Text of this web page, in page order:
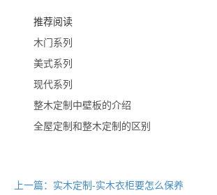
推荐阅读
木门系列
美式系列
现代系列
整木定制中壁板的介绍
全屋定制和整木定制的区别
上一篇：实木定制-实木衣柜要怎么保养